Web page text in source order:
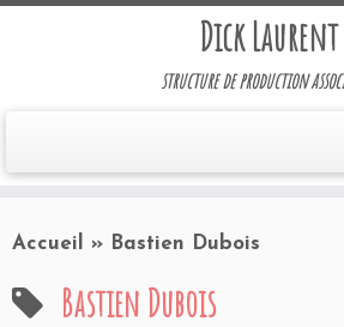
Dick Laurent
structure de production
Accueil » Bastien Dubois
Bastien Dubois